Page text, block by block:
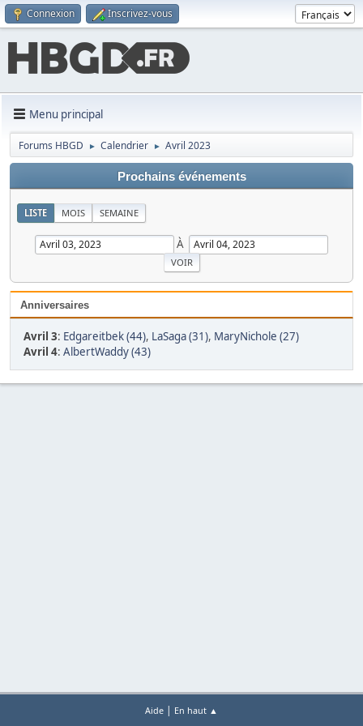
Connexion Inscrivez-vous
Menu principal
Forums HBGD ► Calendrier ► Avril 2023
Prochains événements
LISTE MOIS SEMAINE
À
Anniversaires
Avril 3: Edgareitbek (44), LaSaga (31), MaryNichole (27)
Avril 4: AlbertWaddy (43)
Aide | En haut ▲